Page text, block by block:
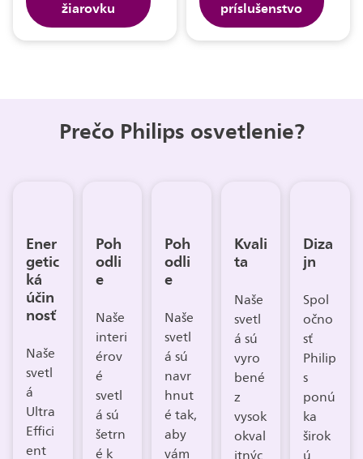
žiarovku príslušenstvo
Prečo Philips osvetlenie?
Ener
getic
ká
účin
nosť
Naše
svetl
á
Ultra
Effici
ent
Poh
odli
e
Naše
interi
érov
é ​​
svetl
á sú
šetrn
é k
Poh
odli
e
Naše
svetl
á sú
navr
hnut
é tak,
aby
vám
Kvali
ta
Naše
svetl
á sú
vyro
bené
z
vysok
okval
Diza
jn
Spol
očno
sť
Philip
s
ponú
ka
širok